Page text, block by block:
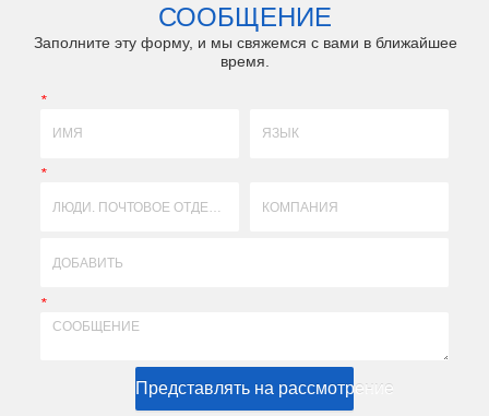
сверления, сверлильные ключ...
высокоточные аксессуары
СООБЩЕНИЕ
Заполните эту форму, и мы свяжемся с вами в ближайшее
время.
*
*
*
Представлять на рассмотрение